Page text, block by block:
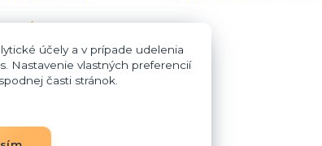
nás
účely a v prípade udelenia
Nastavenie vlastných preferencií
časti stránok.